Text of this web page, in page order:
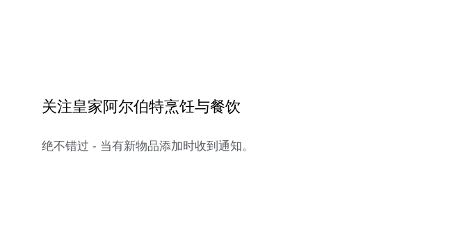
关注皇家阿尔伯特烹饪与餐饮
绝不错过 - 当有新物品添加时收到通知。